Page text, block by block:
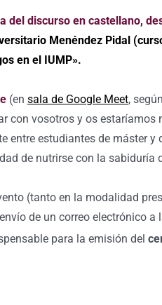
del discurso en castellano,
Menéndez Pidal
en el IUMP».
(en sala de Google Meet,
con vosotros y os estaríamos
entre estudiantes de máster y
de nutrirse con la sabiduría
(tanto en la modalidad
de un correo electrónico a
para la emisión del